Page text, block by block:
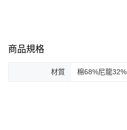
商品規格
材質 棉68%尼龍32%